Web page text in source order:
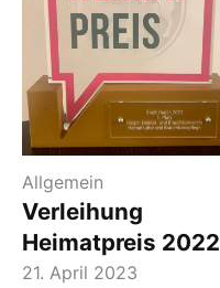
Allgemein
Verleihung
Heimatpreis 2022
21. April 2023